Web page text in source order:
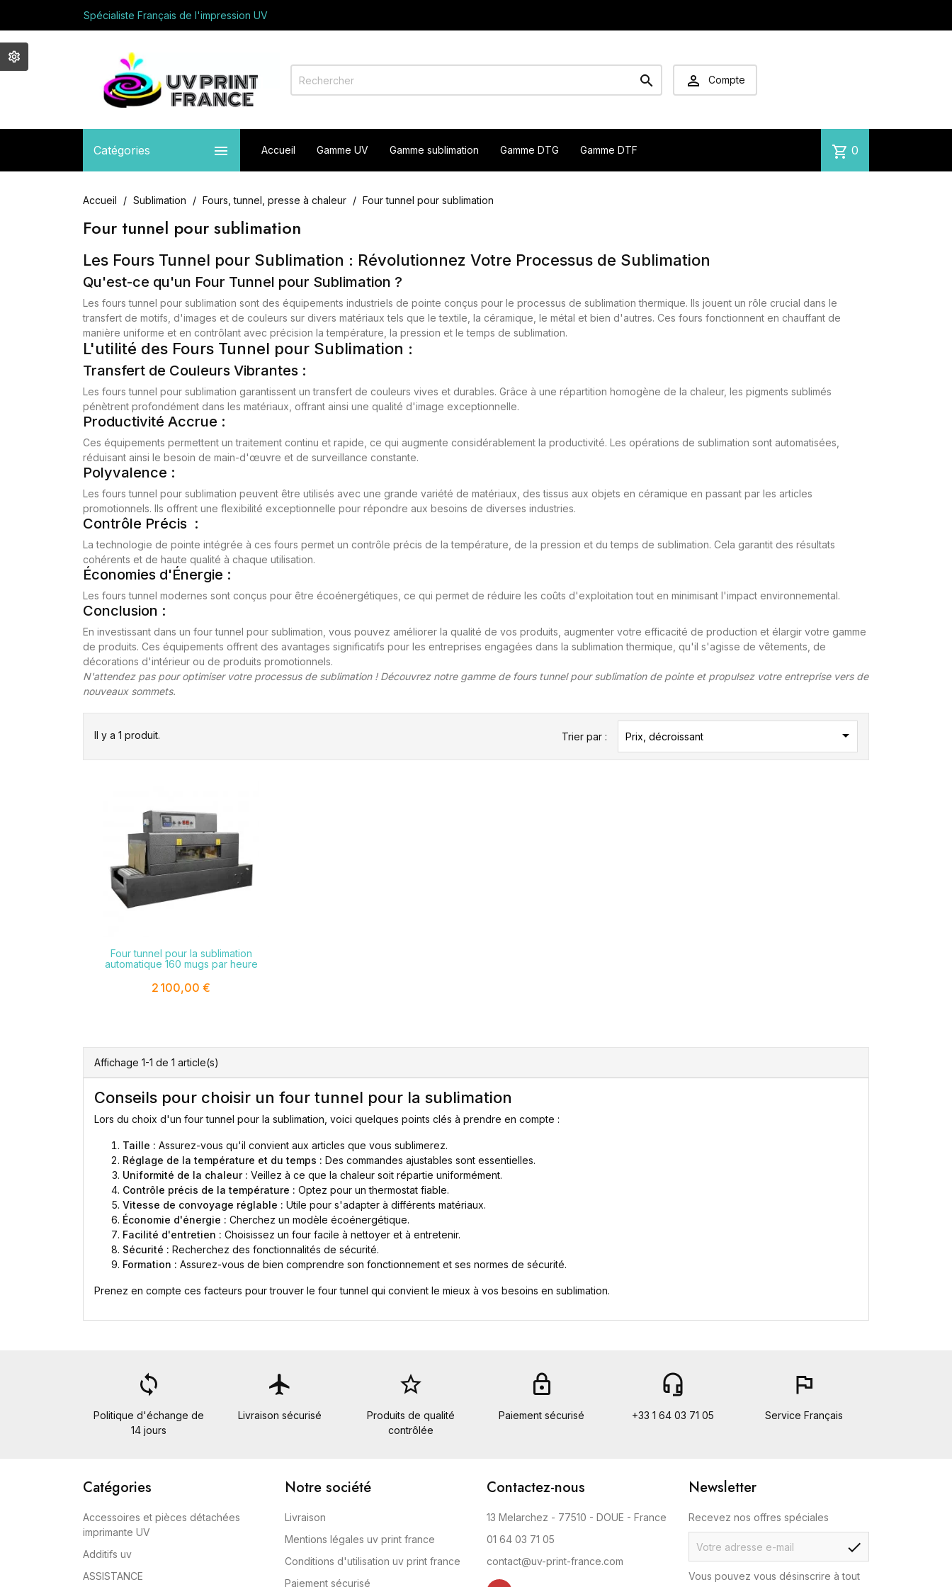
Spécialiste Français de l'impression UV
Avec vous depuis 2017
Bienvenue sur UV PRINT FRANCE
Spécialiste Français de l'impression UV
Avec vous depuis 2017
  Compte
Catégories  Accueil Gamme UV Gamme sublimation Gamme DTG Gamme DTF shopping_cart 0
Accueil Sublimation Fours, tunnel, presse à chaleur Four tunnel pour sublimation
Four tunnel pour sublimation
Les Fours Tunnel pour Sublimation : Révolutionnez Votre Processus de Sublimation
Qu'est-ce qu'un Four Tunnel pour Sublimation ?
Les fours tunnel pour sublimation sont des équipements industriels de pointe conçus pour le processus de sublimation thermique. Ils jouent un rôle crucial dans le
transfert de motifs, d'images et de couleurs sur divers matériaux tels que le textile, la céramique, le métal et bien d'autres. Ces fours fonctionnent en chauffant de
manière uniforme et en contrôlant avec précision la température, la pression et le temps de sublimation.
L'utilité des Fours Tunnel pour Sublimation :
Transfert de Couleurs Vibrantes :
Les fours tunnel pour sublimation garantissent un transfert de couleurs vives et durables. Grâce à une répartition homogène de la chaleur, les pigments sublimés
pénètrent profondément dans les matériaux, offrant ainsi une qualité d'image exceptionnelle.
Productivité Accrue :
Ces équipements permettent un traitement continu et rapide, ce qui augmente considérablement la productivité. Les opérations de sublimation sont automatisées,
réduisant ainsi le besoin de main-d'œuvre et de surveillance constante.
Polyvalence :
Les fours tunnel pour sublimation peuvent être utilisés avec une grande variété de matériaux, des tissus aux objets en céramique en passant par les articles
promotionnels. Ils offrent une flexibilité exceptionnelle pour répondre aux besoins de diverses industries.
Contrôle Précis :
La technologie de pointe intégrée à ces fours permet un contrôle précis de la température, de la pression et du temps de sublimation. Cela garantit des résultats
cohérents et de haute qualité à chaque utilisation.
Économies d'Énergie :
Les fours tunnel modernes sont conçus pour être écoénergétiques, ce qui permet de réduire les coûts d'exploitation tout en minimisant l'impact environnemental.
Conclusion :
En investissant dans un four tunnel pour sublimation, vous pouvez améliorer la qualité de vos produits, augmenter votre efficacité de production et élargir votre gamme
de produits. Ces équipements offrent des avantages significatifs pour les entreprises engagées dans la sublimation thermique, qu'il s'agisse de vêtements, de
décorations d'intérieur ou de produits promotionnels.
N'attendez pas pour optimiser votre processus de sublimation ! Découvrez notre gamme de fours tunnel pour sublimation de pointe et propulsez votre entreprise vers de
nouveaux sommets.
Il y a 1 produit. Trier par : Prix, décroissant 

Four tunnel pour la sublimation
automatique 160 mugs par heure
2 100,00 €
Affichage 1-1 de 1 article(s)
Conseils pour choisir un four tunnel pour la sublimation
Lors du choix d'un four tunnel pour la sublimation, voici quelques points clés à prendre en compte :
Taille : Assurez-vous qu'il convient aux articles que vous sublimerez.
Réglage de la température et du temps : Des commandes ajustables sont essentielles.
Uniformité de la chaleur : Veillez à ce que la chaleur soit répartie uniformément.
Contrôle précis de la température : Optez pour un thermostat fiable.
Vitesse de convoyage réglable : Utile pour s'adapter à différents matériaux.
Économie d'énergie : Cherchez un modèle écoénergétique.
Facilité d'entretien : Choisissez un four facile à nettoyer et à entretenir.
Sécurité : Recherchez des fonctionnalités de sécurité.
Formation : Assurez-vous de bien comprendre son fonctionnement et ses normes de sécurité.
Prenez en compte ces facteurs pour trouver le four tunnel qui convient le mieux à vos besoins en sublimation.
loop
Politique d'échange de
14 jours
flight
Livraison sécurisé
star_border
Produits de qualité
contrôlée
lock
Paiement sécurisé
headset_mic
+33 1 64 03 71 05
flag
Service Français
Catégories
Accessoires et pièces détachées
imprimante UV
Additifs uv
ASSISTANCE
Notre société
Livraison
Mentions légales uv print france
Conditions d'utilisation uv print france
Paiement sécurisé
Contactez-nous
13 Melarchez - 77510 - DOUE - France
01 64 03 71 05
contact@uv-print-france.com
Newsletter
Recevez nos offres spéciales
check
Vous pouvez vous désinscrire à tout